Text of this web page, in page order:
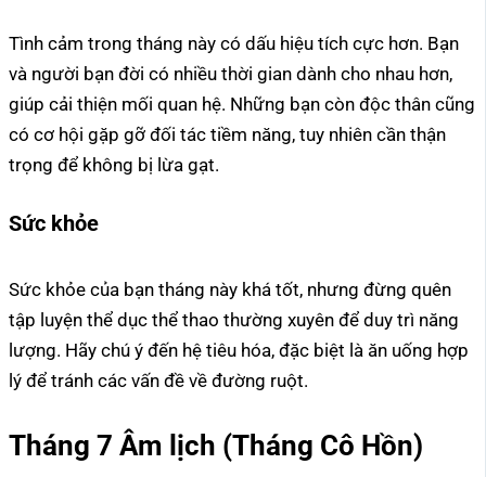
Tình cảm trong tháng này có dấu hiệu tích cực hơn. Bạn
và người bạn đời có nhiều thời gian dành cho nhau hơn,
giúp cải thiện mối quan hệ. Những bạn còn độc thân cũng
có cơ hội gặp gỡ đối tác tiềm năng, tuy nhiên cần thận
trọng để không bị lừa gạt.
Sức khỏe
Sức khỏe của bạn tháng này khá tốt, nhưng đừng quên
tập luyện thể dục thể thao thường xuyên để duy trì năng
lượng. Hãy chú ý đến hệ tiêu hóa, đặc biệt là ăn uống hợp
lý để tránh các vấn đề về đường ruột.
Tháng 7 Âm lịch (Tháng Cô Hồn)